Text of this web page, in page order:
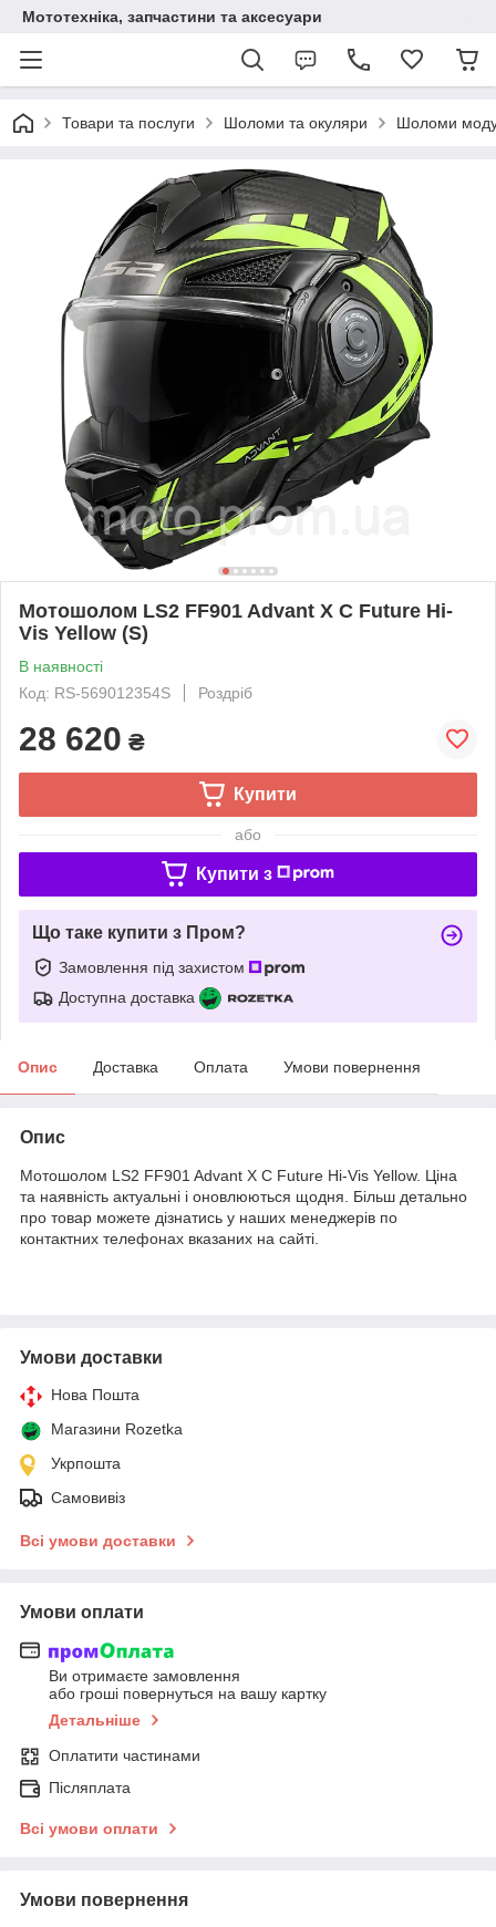
Мототехніка, запчастини та аксесуари
Товари та послуги Шоломи та окуляри Шоломи
Мотошолом LS2 FF901 Advant X C Future Hi-
Vis Yellow (S)
В наявності
Код: RS-569012354S
Роздріб
28 620 ₴
Купити
або
Купити з
Що таке купити з Пром?
Замовлення під захистом
Доступна доставка
Опис Доставка Оплата Умови повернення
Опис
Мотошолом LS2 FF901 Advant X C Future Hi-Vis Yellow. Ціна
та наявність актуальні і оновлюються щодня. Більш детально
про товар можете дізнатись у наших менеджерів по
контактних телефонах вказаних на сайті.
Умови доставки
Нова Пошта
Магазини Rozetka
Укрпошта
Самовивіз
Всі умови доставки
Умови оплати
Ви отримаєте замовлення
або гроші повернуться на вашу картку
Детальніше
Оплатити частинами
Післяплата
Всі умови оплати
Умови повернення